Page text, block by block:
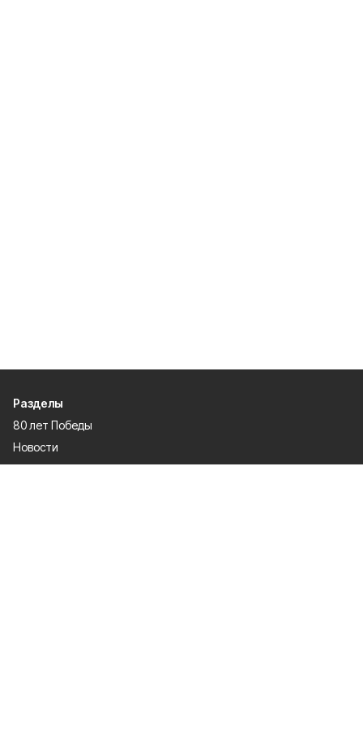
Разделы
80 лет Победы
Новости
Статьи